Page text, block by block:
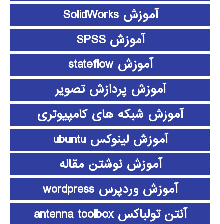
آموزش SolidWorks
آموزش SPSS
آموزش stateflow
آموزش پردازش تصویر
آموزش شبکه های کامپیوتری
آموزش لینوکس ubuntu
آموزش نوشتن مقاله
آموزش وردپرس wordpress
آنتن تولباکس antenna toolbox